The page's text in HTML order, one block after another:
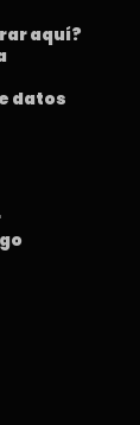
aquí?
datos